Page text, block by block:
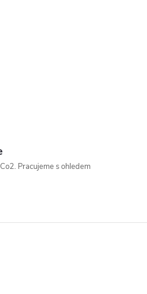
Pracujeme s ohledem